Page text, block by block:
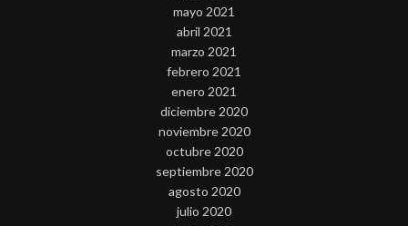
mayo 2021
abril 2021
marzo 2021
febrero 2021
enero 2021
diciembre 2020
noviembre 2020
octubre 2020
septiembre 2020
agosto 2020
julio 2020